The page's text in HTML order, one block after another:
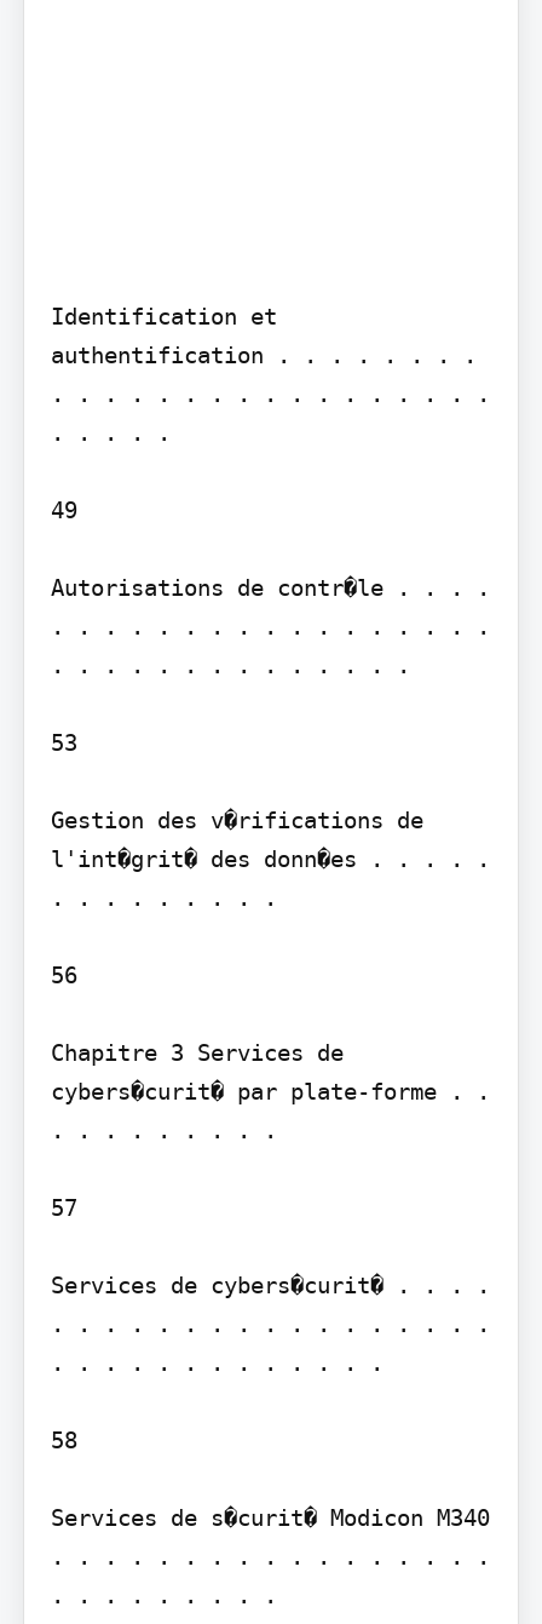
Identification et
authentification . . . . . . . .
. . . . . . . . . . . . . . . . .
. . . . .
49
Autorisations de contr�le . . . .
. . . . . . . . . . . . . . . . .
. . . . . . . . . . . . . .
53
Gestion des v�rifications de
l'int�grit� des donn�es . . . . .
. . . . . . . . .
56
Chapitre 3 Services de
cybers�curit� par plate-forme . .
. . . . . . . . .
57
Services de cybers�curit� . . . .
. . . . . . . . . . . . . . . . .
. . . . . . . . . . . . .
58
Services de s�curit� Modicon M340
. . . . . . . . . . . . . . . . .
. . . . . . . . .